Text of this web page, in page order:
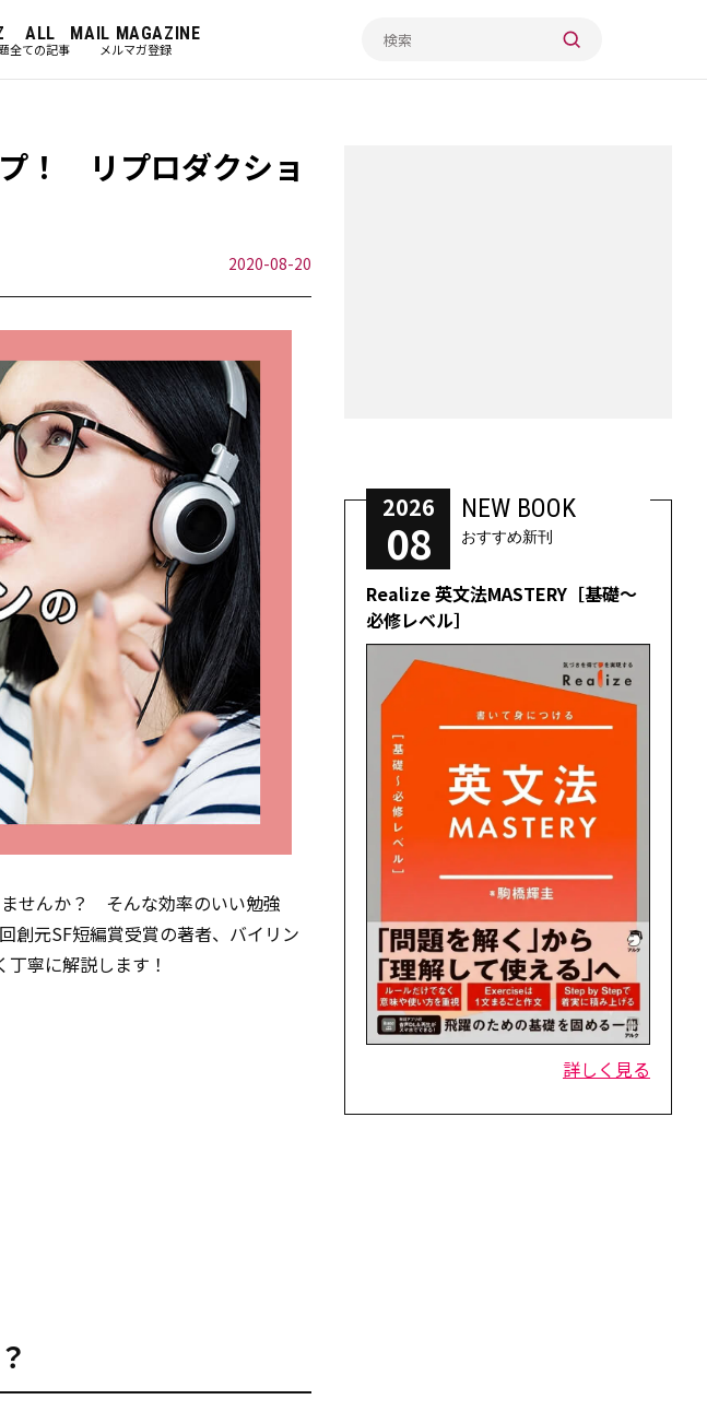
ALL
全ての記事
MAIL MAGAZINE
メルマガ登録
！ リプロダクショ
2020-08-20
せんか？ そんな効率のいい勉強
創元SF短編賞受賞の著者、バイリン
寧に解説します！
2026
08
NEW BOOK
おすすめ新刊
Realize 英文法MASTERY［基礎～
必修レベル］
詳しく見る